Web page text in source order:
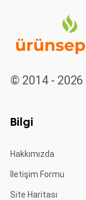
© 2014 - 2026
Bilgi
Hakkımızda
İletişim Formu
Site Haritası